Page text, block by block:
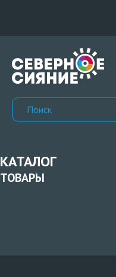
КАТАЛОГ
ТОВАРЫ